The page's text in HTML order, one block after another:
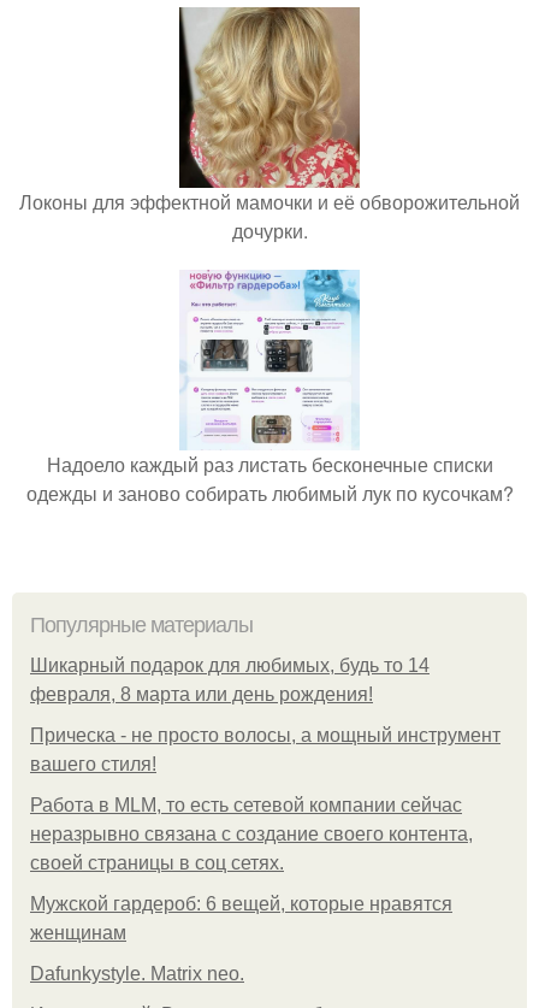
Локоны для эффектной мамочки и её обворожительной
дочурки.
Надоело каждый раз листать бесконечные списки
одежды и заново собирать любимый лук по кусочкам?
Популярные материалы
Шикарный подарок для любимых, будь то 14
февраля, 8 марта или день рождения!
Прическа - не просто волосы, а мощный инструмент
вашего стиля!
Работа в MLM, то есть сетевой компании сейчас
неразрывно связана с создание своего контента,
своей страницы в соц сетях.
Мужской гардероб: 6 вещей, которые нравятся
женщинам
Dafunkystyle. Matrix neo.